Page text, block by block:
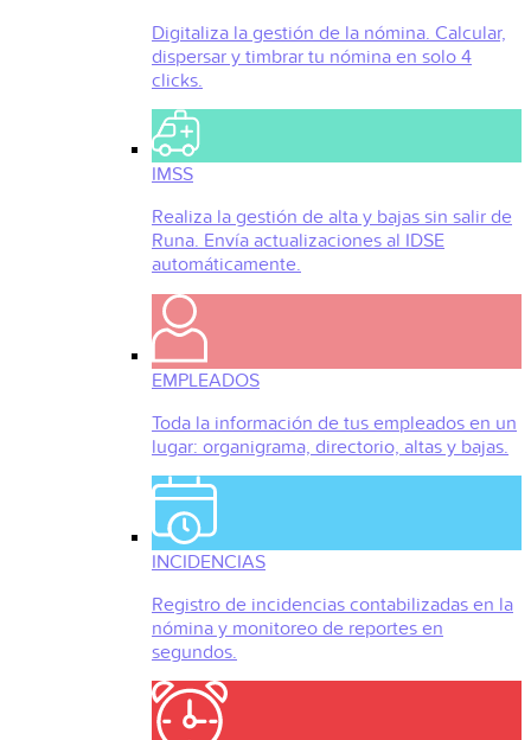
Digitaliza la gestión de la nómina. Calcular,
dispersar y timbrar tu nómina en solo 4
clicks.
IMSS
Realiza la gestión de alta y bajas sin salir de
Runa. Envía actualizaciones al IDSE
automáticamente.
EMPLEADOS
Toda la información de tus empleados en un
lugar: organigrama, directorio, altas y bajas.
INCIDENCIAS
Registro de incidencias contabilizadas en la
nómina y monitoreo de reportes en
segundos.